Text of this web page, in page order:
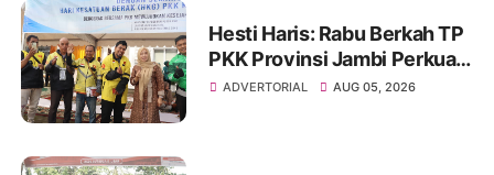
Hesti Haris: Rabu Berkah TP
PKK Provinsi Jambi Perkuat
Literasi Keuangan dan
ADVERTORIAL AUG 05, 2026